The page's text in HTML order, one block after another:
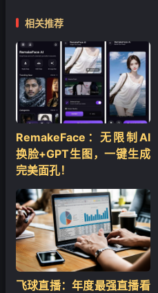
相关推荐
RemakeFace：无限制AI
换脸+GPT生图，一键生成
完美面孔！
飞球直播：年度最强直播看